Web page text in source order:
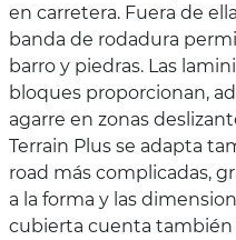
en carretera. Fuera de
banda de rodadura
barro y piedras. Las
bloques proporcionan,
agarre en zonas
Terrain Plus se adapta
road más complicadas,
a la forma y las
cubierta cuenta también